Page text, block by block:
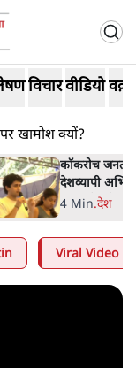
विचारवीडियो
खामोश क्यों?
ने की
की घोषणा-
Viral Video